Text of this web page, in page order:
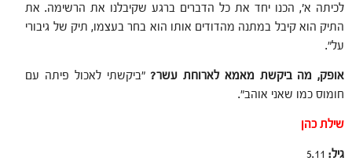
לכיתה א', הכנו יחד את כל הדברים ברגע שקיבלנו את הרשימה. את
התיק הוא קיבל במתנה מהדודים אותו הוא בחר בעצמו, תיק של גיבורי
על".
אופק, מה ביקשת מאמא לארוחת עשר?"ביקשתי לאכול פיתה עם
חומוס כמו שאני אוהב".
שילת כהן
גיל: 5.11